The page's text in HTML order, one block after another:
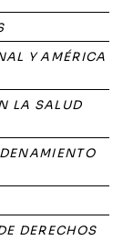
Y AMÉRICA
LA SALUD
DERECHOS